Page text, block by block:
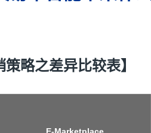
略之差异比较表】